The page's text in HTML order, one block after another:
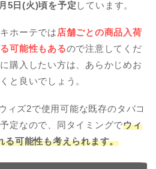
5日(火)頃を予定 しています。
ホーテでは店舗ごとの商品入荷
可能性もあるので注意してくだ
購入したい方は、あらかじめお
と良いでしょう。
ィズ2で使用可能な既存のタバコ
定なので、同タイミングでウィ
る可能性も考えられます。